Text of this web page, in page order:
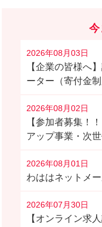
今
2026年08月03日
【企業の皆様へ
ーター（寄付金
2026年08月02日
【参加者募集！
アップ事業・次
2026年08月01日
わははネットメ
2026年07月30日
【オンライン求